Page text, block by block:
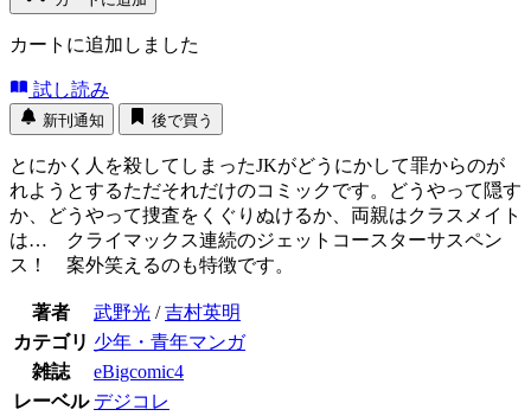
カートに追加しました
試し読み
新刊通知 後で買う
とにかく人を殺してしまったJKがどうにかして罪からのが
れようとするただそれだけのコミックです。どうやって隠す
か、どうやって捜査をくぐりぬけるか、両親はクラスメイト
は… クライマックス連続のジェットコースターサスペン
ス！ 案外笑えるのも特徴です。
著者 武野光 /吉村英明
カテゴリ 少年・青年マンガ
雑誌
eBigcomic4
レーベル デジコレ